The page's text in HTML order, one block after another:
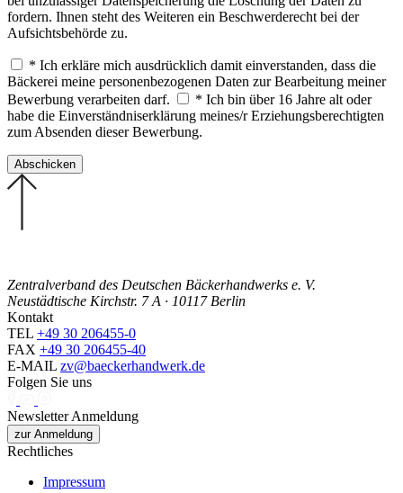
fordern. Ihnen steht des Weiteren ein Beschwerderecht bei der
Aufsichtsbehörde zu.
* Ich erkläre mich ausdrücklich damit einverstanden, dass die
Bäckerei meine personenbezogenen Daten zur Bearbeitung meiner
Bewerbung verarbeiten darf.
* Ich bin über 16 Jahre alt oder
habe die Einverständniserklärung meines/r Erziehungsberechtigten
zum Absenden dieser Bewerbung.
Zentralverband des Deutschen Bäckerhandwerks e. V.
Neustädtische Kirchstr. 7 A · 10117 Berlin
Kontakt
TEL +49 30 206455-0
FAX +49 30 206455-40
E-MAIL zv@baeckerhandwerk.de
Folgen Sie uns
Newsletter Anmeldung
zur Anmeldung
Rechtliches
Impressum